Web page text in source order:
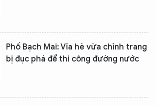
Phố Bạch Mai: Vỉa hè vừa chỉnh trang
bị đục phá để thi công đường nước